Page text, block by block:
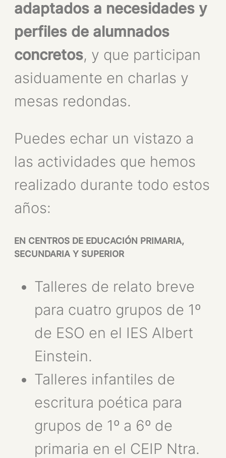
adaptados a necesidades y
perfiles de alumnados
concretos, y que participan
asiduamente en charlas y
mesas redondas.
Puedes echar un vistazo a
las actividades que hemos
realizado durante todo estos
años:
EN CENTROS DE EDUCACIÓN PRIMARIA,
SECUNDARIA Y SUPERIOR
Talleres de relato breve
para cuatro grupos de 1º
de ESO en el IES Albert
Einstein.
Talleres infantiles de
escritura poética para
grupos de 1º a 6º de
primaria en el CEIP Ntra.